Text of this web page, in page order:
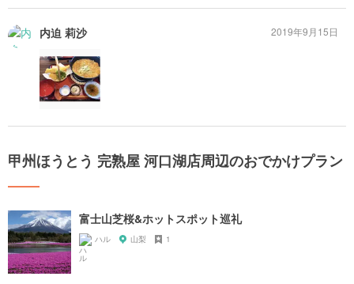
内迫 莉沙 2019年9月15日
甲州ほうとう 完熟屋 河口湖店周辺のおでかけプラン
富士山芝桜&ホットスポット巡礼
ハル 山梨 1